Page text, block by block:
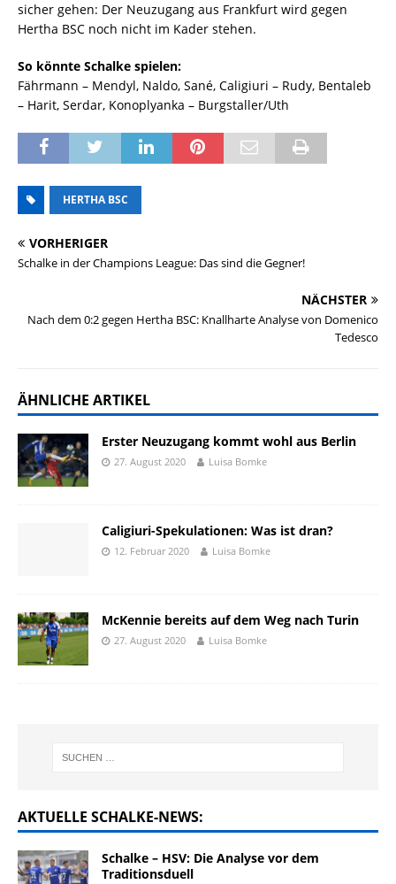
sicher gehen: Der Neuzugang aus Frankfurt wird gegen
Hertha BSC noch nicht im Kader stehen.
So könnte Schalke spielen:
Fährmann – Mendyl, Naldo, Sané, Caligiuri – Rudy, Bentaleb
– Harit, Serdar, Konoplyanka – Burgstaller/Uth
HERTHA BSC
VORHERIGER
Schalke in der Champions League: Das sind die Gegner!
NÄCHSTER
Nach dem 0:2 gegen Hertha BSC: Knallharte Analyse von Domenico
Tedesco
ÄHNLICHE ARTIKEL
Erster Neuzugang kommt wohl aus Berlin
27. August 2020 Luisa Bomke
Caligiuri-Spekulationen: Was ist dran?
12. Februar 2020 Luisa Bomke
McKennie bereits auf dem Weg nach Turin
27. August 2020 Luisa Bomke
AKTUELLE SCHALKE-NEWS:
Schalke – HSV: Die Analyse vor dem
Traditionsduell